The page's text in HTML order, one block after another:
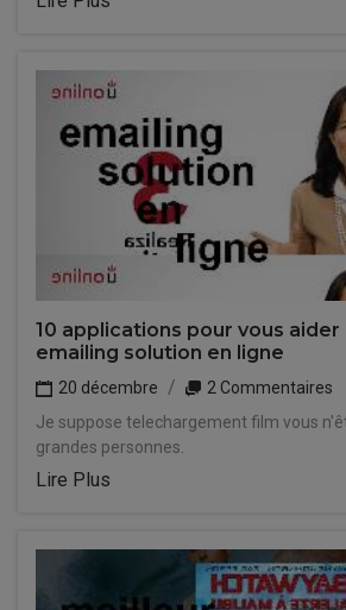
10 applications pour vous
emailing solution en ligne
20 décembre
2 Commentaires
Je suppose telechargement film vous
grandes personnes.
Lire Plus